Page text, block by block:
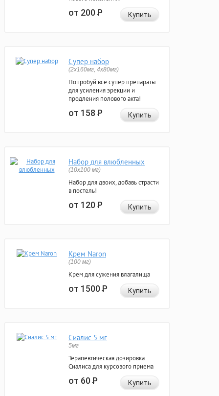
от 200Р Купить
Супер набор
(2х160мг, 4х80мг)
Попробуй все супер препараты
для усиления эрекции и
продления полового акта!
от 158Р Купить
Набор для влюбленных
(10х100 мг)
Набор для двоих, добавь страсти
в постель!
от 120Р Купить
Крем Naron
(100 мг)
Крем для сужения влагалища
от 1500Р Купить
Сиалис 5 мг
5мг
Терапевтическая дозировка
Сиалиса для курсового приема
от 60Р Купить